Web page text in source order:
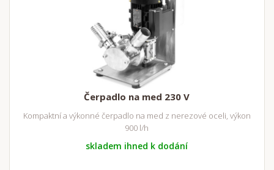
Čerpadlo na med 230 V
Kompaktní a výkonné čerpadlo na med z nerezové oceli, výkon
900 l/h
skladem ihned k dodání